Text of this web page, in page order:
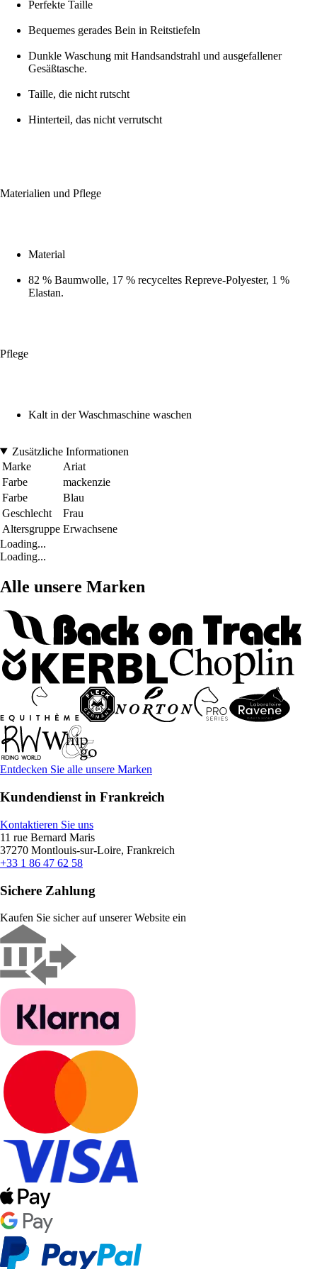
Perfekte Taille
Bequemes gerades Bein in Reitstiefeln
Dunkle Waschung mit Handsandstrahl und ausgefallener
Gesäßtasche.
Taille, die nicht rutscht
Hinterteil, das nicht verrutscht
Materialien und Pflege
Material
82 % Baumwolle, 17 % recyceltes Repreve-Polyester, 1 %
Elastan.
Pflege
Kalt in der Waschmaschine waschen
Zusätzliche Informationen
Marke
Ariat
Farbe
mackenzie
Farbe
Blau
Geschlecht
Frau
Altersgruppe Erwachsene
Loading...
Loading...
Alle unsere Marken
Entdecken Sie alle unsere Marken
Kundendienst in Frankreich
Kontaktieren Sie uns
11 rue Bernard Maris
37270 Montlouis-sur-Loire, Frankreich
+33 1 86 47 62 58
Sichere Zahlung
Kaufen Sie sicher auf unserer Website ein